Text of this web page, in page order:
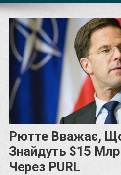
Рютте Вважає,
Знайдуть $15
Через PURL